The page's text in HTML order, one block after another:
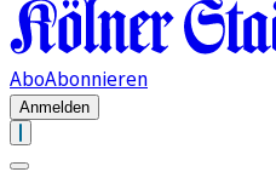
AboAbonnieren
Anmelden